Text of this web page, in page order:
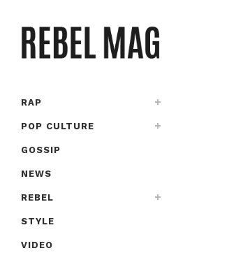
RAP
POP CULTURE
GOSSIP
NEWS
REBEL
STYLE
VIDEO